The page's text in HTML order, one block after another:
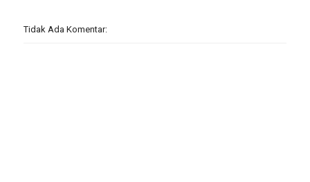
Tidak Ada Komentar: